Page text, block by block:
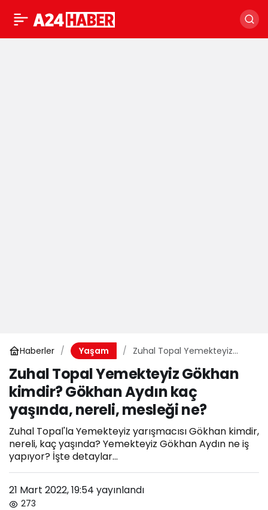
Haberler Yaşam
Zuhal Topal Yemekteyiz
Aydın kaç yaşında, nereli,
mesleği ne?
Zuhal Topal Yemekteyiz Gökhan
kimdir? Gökhan Aydın kaç
yaşında, nereli, mesleği ne?
Zuhal Topal'la Yemekteyiz yarışmacısı Gökhan kimdir,
nereli, kaç yaşında? Yemekteyiz Gökhan Aydın ne iş
yapıyor? İşte detaylar...
21 Mart 2022, 19:54 yayınlandı
273